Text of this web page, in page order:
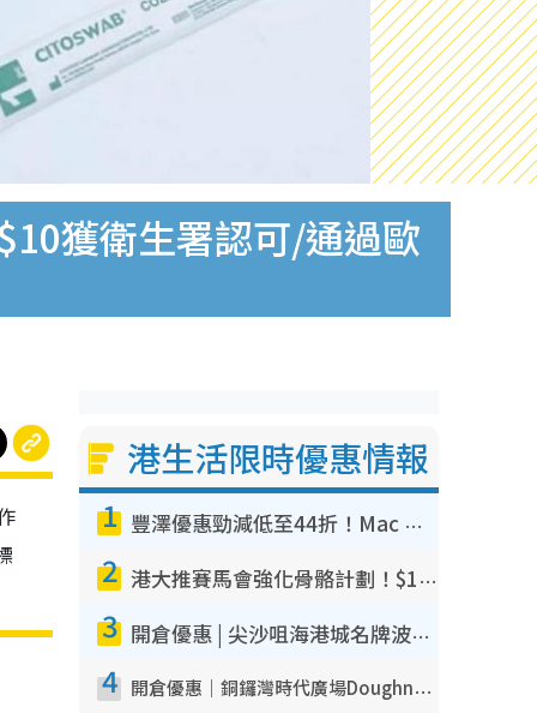
獲衛生署認可/通過歐
港生活限時優惠情報
1 豐澤優惠勁減低至44折！Mac mini/iPhone17Pro大減價！廚房家電$220起
2 港大推賽馬會強化骨骼計劃！$100骨質密度X光檢查 完成免費運動訓練送超市禮券！附參加資格
3 開倉優惠 | 尖沙咀海港城名牌波鞋開倉低至1折！On鞋$899起／Joy&Peace鞋履$98起
4 開倉優惠｜銅鑼灣時代廣場Doughnut/Campo Marzio開倉低至1折！背囊、書包、手袋劈價$200起